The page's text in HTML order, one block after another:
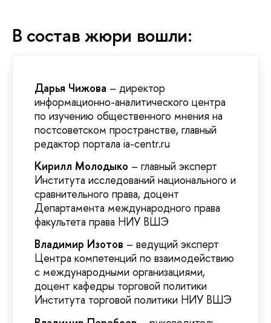
В состав жюри вошли:
Дарья Чижова – директор
информационно-аналитического центра
по изучению общественного мнения на
постсоветском пространстве, главный
редактор портала ia-centr.ru
Кирилл Молодыко – главный эксперт
Института исследований национального и
сравнительного права, доцент
Департамента международного права
факультета права НИУ ВШЭ
Владимир Изотов – ведущий эксперт
Центра компетенций по взаимодействию
с международными организациями,
доцент кафедры торговой политики
Института торговой политики НИУ ВШЭ